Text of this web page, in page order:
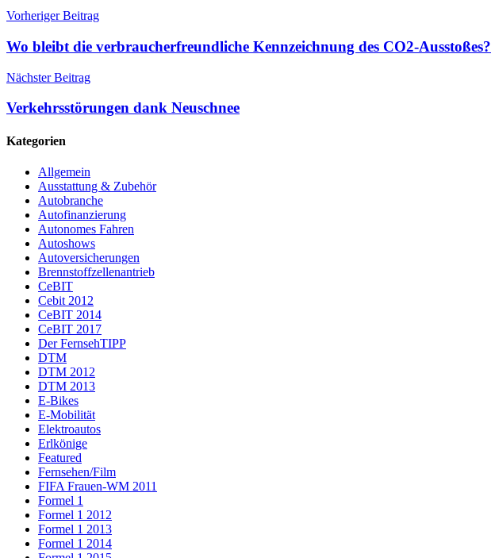
Vorheriger Beitrag
Wo bleibt die verbraucherfreundliche Kennzeichnung des CO2-Ausstoßes?
Nächster Beitrag
Verkehrsstörungen dank Neuschnee
Kategorien
Allgemein
Ausstattung & Zubehör
Autobranche
Autofinanzierung
Autonomes Fahren
Autoshows
Autoversicherungen
Brennstoffzellenantrieb
CeBIT
Cebit 2012
CeBIT 2014
CeBIT 2017
Der FernsehTIPP
DTM
DTM 2012
DTM 2013
E-Bikes
E-Mobilität
Elektroautos
Erlkönige
Featured
Fernsehen/Film
FIFA Frauen-WM 2011
Formel 1
Formel 1 2012
Formel 1 2013
Formel 1 2014